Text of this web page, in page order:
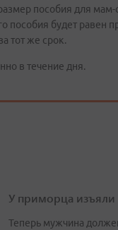
пособия для мам-
пособия будет равен
тот же срок.
в течение дня.
У приморца изъяли
Теперь мужчина